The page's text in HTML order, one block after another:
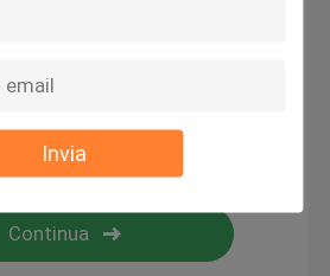
Invia
della fiamma